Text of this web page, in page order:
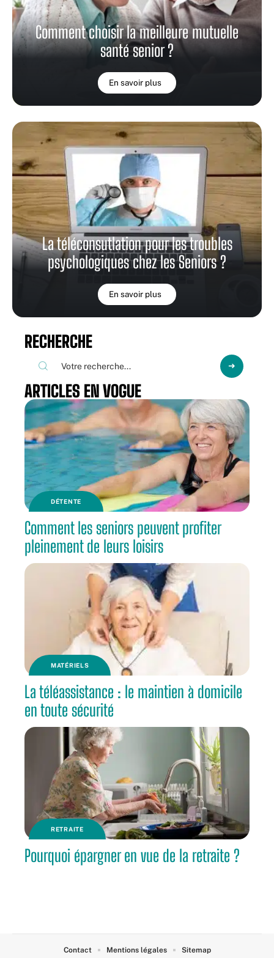
Comment choisir la meilleure mutuelle
santé senior ?
En savoir plus
La téléconsutlation pour les troubles
psychologiques chez les Seniors ?
En savoir plus
RECHERCHE
ARTICLES EN VOGUE
DÉTENTE
Comment les seniors peuvent profiter
pleinement de leurs loisirs
MATÉRIELS
La téléassistance : le maintien à domicile
en toute sécurité
RETRAITE
Pourquoi épargner en vue de la retraite ?
Contact Mentions légales Sitemap